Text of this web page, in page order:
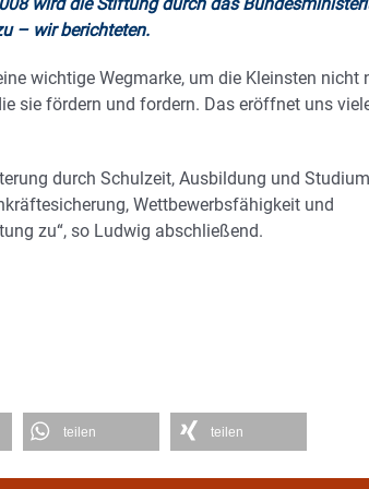
– wir berichteten.
wichtige Wegmarke, um die Kleinsten nicht
sie fördern und fordern. Das eröffnet uns
durch Schulzeit, Ausbildung und
Wettbewerbsfähigkeit und
zu“, so Ludwig abschließend.
teilen teilen